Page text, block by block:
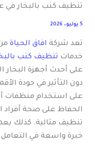
تنظيف كنب بالبخار في
5 يوليو، 2026
تعد شركة افاق الحياة
خدمات تنظيف كنب
على أحدث أجهزة البخار
دون التأثير في جودة
على استخدام منظفات
الحفاظ على صحة أفراد
تنظيف مثالية. كذلك
خبرة واسعة في